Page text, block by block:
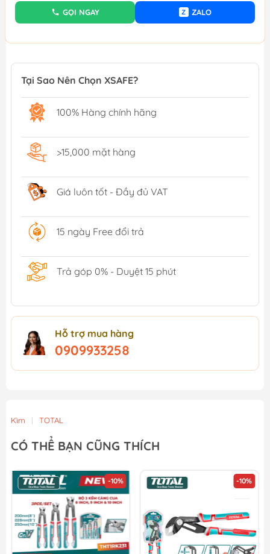
GỌI NGAY Z ZALO
Tại Sao Nên Chọn XSAFE?
100% Hàng chính hãng
>15,000 mặt hàng
Giá luôn tốt - Đầy đủ VAT
15 ngày Free đổi trả
Trả góp 0% - Duyệt 15 phút
Hỗ trợ mua hàng
0909933258
Kìm | TOTAL
CÓ THỂ BẠN CŨNG THÍCH
-10% -10%